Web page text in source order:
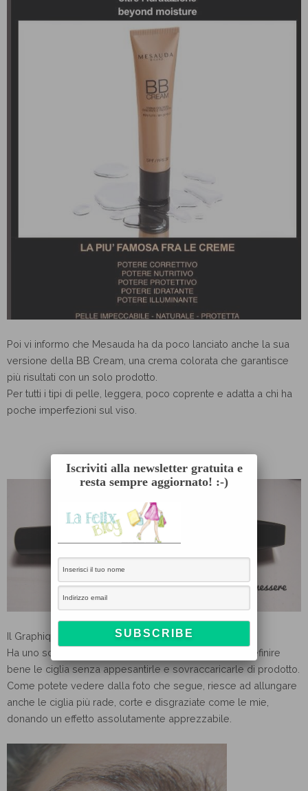
Poi vi informo che Mesauda ha da poco lanciato anche la sua
versione della BB Cream, una crema colorata che garantisce
più risultati con un solo prodotto.
Per tutti i tipi di pelle, leggera, poco coprente e adatta a chi ha
poche imperfezioni sul viso.
Il Graphique invece è uno dei miei mascara preferiti.
Ha uno scovolino sottile in silicone che permette di definire
bene le ciglia senza appesantirle e sovraccaricarle di prodotto.
Come potete vedere dalla foto che segue, riesce ad allungare
anche le ciglia più rade, corte e disgraziate come le mie,
donando un effetto assolutamente apprezzabile.
Iscriviti alla newsletter gratuita e
resta sempre aggiornato! :-)